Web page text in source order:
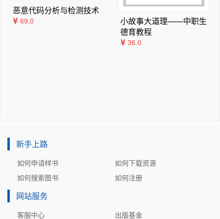
本章任务	204
本章习题	204
13.3  实例与代码解析	217
本章习题	223
第14章  GRAPH控件	224
14.1  GRAPH控件简介	224
14.3  GRAPH控件的库函数	226
于GD32F303ZET6》，再学习本书。
（2）本书适合具有ARM基础的嵌入式工程师学习，以及适
合高等院校电子信息、自动化等专业的学生作为教材使用。
（3）本书注重理论与实践相结合，对高深晦涩的原理涉及
等。这些资料会持续更新，下载链接可通过微信公众号“卓
唐浒和郭文波对本书的编写思路和大纲进行了总体策划，指
导了全书的编写，对全书进行了统稿，并参与了部分章节的
的编写；董磊对全书进行了审核。本书配套的GD32F3苹果
派开发板和例程由深圳市乐育科技有限公司开发。兆易创新
恶意代码分析与检测技术
69.0
小故事大道理——中职生
德育教程
36.0
新手上路
如何申请样书
如何下载资源
如何搜索图书
如何注册
网站服务
客服中心 出版基金